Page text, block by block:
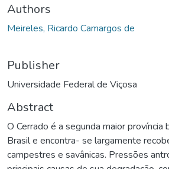
Authors
Meireles, Ricardo Camargos de
Publisher
Universidade Federal de Viçosa
Abstract
O Cerrado é a segunda maior província
Brasil e encontra- se largamente
campestres e savânicas. Pressões